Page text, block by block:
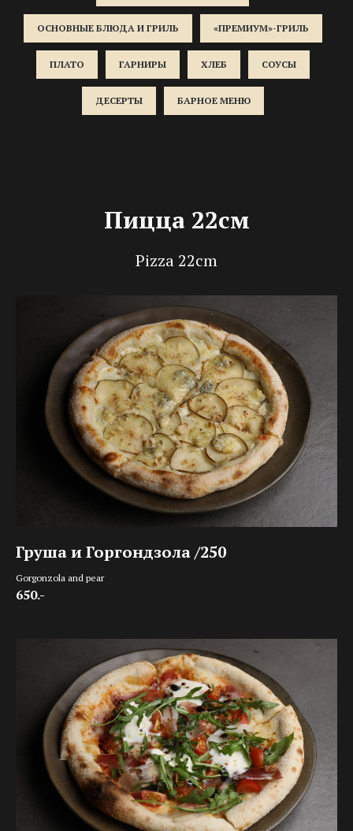
ОСНОВНЫЕ БЛЮДА И ГРИЛЬ «ПРЕМИУМ»-ГРИЛЬ
ПЛАТО ГАРНИРЫ ХЛЕБ СОУСЫ
ДЕСЕРТЫ БАРНОЕ МЕНЮ
Пицца 22см
Pizza 22cm
Груша и Горгондзола /250
Gorgonzola and pear
650.-